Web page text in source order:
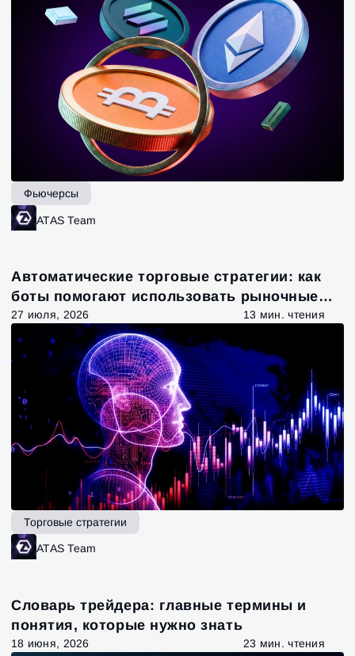
Фьючерсы
ATAS Team
Автоматические торговые стратегии: как
боты помогают использовать рыночные
возможности
27 июля, 2026 13 мин. чтения
Торговые стратегии
ATAS Team
Словарь трейдера: главные термины и
понятия, которые нужно знать
18 июня, 2026 23 мин. чтения